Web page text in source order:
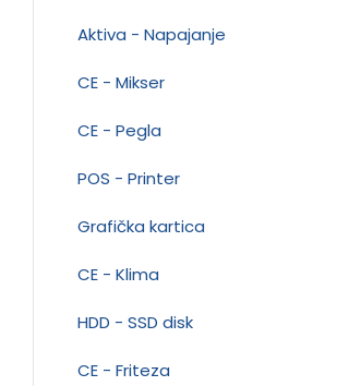
Aktiva - Napajanje
CE - Mikser
CE - Pegla
POS - Printer
Grafička kartica
CE - Klima
HDD - SSD disk
CE - Friteza